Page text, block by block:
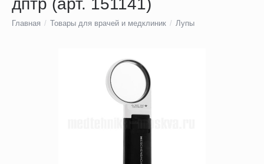
дптр (арт. 151141)
Главная / Товары для врачей и медклиник / Лупы